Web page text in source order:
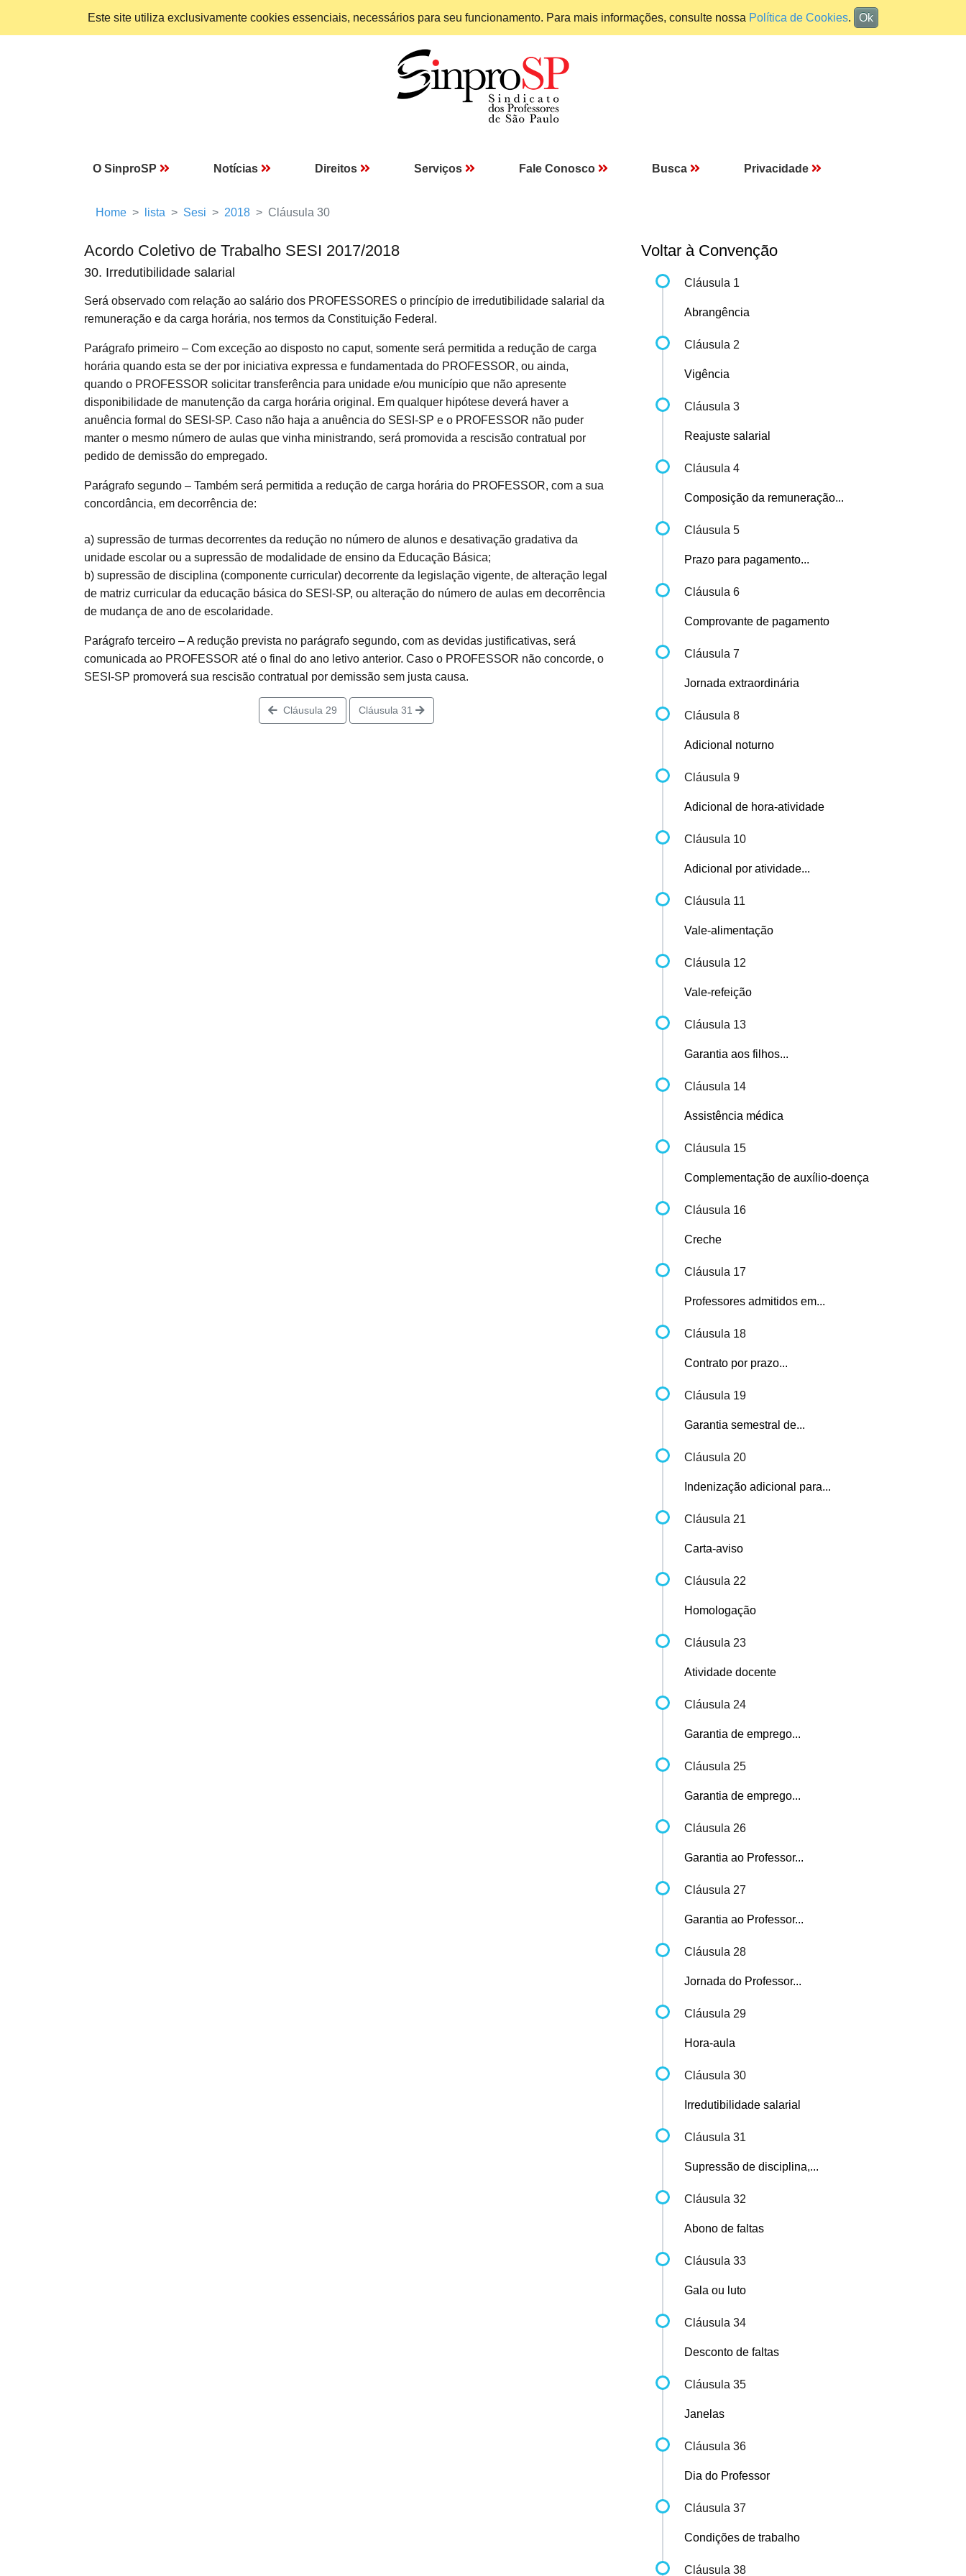
Este site utiliza exclusivamente cookies essenciais, necessários para seu funcionamento. Para mais informações, consulte nossa Política de Cookies. Ok
O SinproSP Notícias Direitos Serviços Fale Conosco Busca Privacidade
Home lista Sesi 2018 Cláusula 30
Acordo Coletivo de Trabalho SESI 2017/2018
30. Irredutibilidade salarial
Será observado com relação ao salário dos PROFESSORES o princípio de irredutibilidade salarial da
remuneração e da carga horária, nos termos da Constituição Federal.
Parágrafo primeiro – Com exceção ao disposto no caput, somente será permitida a redução de carga
horária quando esta se der por iniciativa expressa e fundamentada do PROFESSOR, ou ainda,
quando o PROFESSOR solicitar transferência para unidade e/ou município que não apresente
disponibilidade de manutenção da carga horária original. Em qualquer hipótese deverá haver a
anuência formal do SESI-SP. Caso não haja a anuência do SESI-SP e o PROFESSOR não puder
manter o mesmo número de aulas que vinha ministrando, será promovida a rescisão contratual por
pedido de demissão do empregado.
Parágrafo segundo – Também será permitida a redução de carga horária do PROFESSOR, com a sua
concordância, em decorrência de:
a) supressão de turmas decorrentes da redução no número de alunos e desativação gradativa da
unidade escolar ou a supressão de modalidade de ensino da Educação Básica;
b) supressão de disciplina (componente curricular) decorrente da legislação vigente, de alteração legal
de matriz curricular da educação básica do SESI-SP, ou alteração do número de aulas em decorrência
de mudança de ano de escolaridade.
Parágrafo terceiro – A redução prevista no parágrafo segundo, com as devidas justificativas, será
comunicada ao PROFESSOR até o final do ano letivo anterior. Caso o PROFESSOR não concorde, o
SESI-SP promoverá sua rescisão contratual por demissão sem justa causa.
Cláusula 29 Cláusula 31
Voltar à Convenção
Cláusula 1
Abrangência
Cláusula 2
Vigência
Cláusula 3
Reajuste salarial
Cláusula 4
Composição da remuneração...
Cláusula 5
Prazo para pagamento...
Cláusula 6
Comprovante de pagamento
Cláusula 7
Jornada extraordinária
Cláusula 8
Adicional noturno
Cláusula 9
Adicional de hora-atividade
Cláusula 10
Adicional por atividade...
Cláusula 11
Vale-alimentação
Cláusula 12
Vale-refeição
Cláusula 13
Garantia aos filhos...
Cláusula 14
Assistência médica
Cláusula 15
Complementação de auxílio-doença
Cláusula 16
Creche
Cláusula 17
Professores admitidos em...
Cláusula 18
Contrato por prazo...
Cláusula 19
Garantia semestral de...
Cláusula 20
Indenização adicional para...
Cláusula 21
Carta-aviso
Cláusula 22
Homologação
Cláusula 23
Atividade docente
Cláusula 24
Garantia de emprego...
Cláusula 25
Garantia de emprego...
Cláusula 26
Garantia ao Professor...
Cláusula 27
Garantia ao Professor...
Cláusula 28
Jornada do Professor...
Cláusula 29
Hora-aula
Cláusula 30
Irredutibilidade salarial
Cláusula 31
Supressão de disciplina,...
Cláusula 32
Abono de faltas
Cláusula 33
Gala ou luto
Cláusula 34
Desconto de faltas
Cláusula 35
Janelas
Cláusula 36
Dia do Professor
Cláusula 37
Condições de trabalho
Cláusula 38